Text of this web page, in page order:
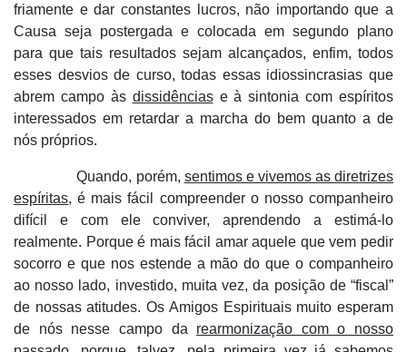
friamente e dar constantes lucros, não importando que a
Causa seja postergada e colocada em segundo plano
para que tais resultados sejam alcançados, enfim, todos
esses desvios de curso, todas essas idiossincrasias que
abrem campo às dissidênciase à sintonia com espíritos
interessados em retardar a marcha do bem quanto a de
nós próprios.
Quando, porém, sentimos e vivemos as diretrizes
espíritas, é mais fácil compreender o nosso companheiro
difícil e com ele conviver, aprendendo a estimá-lo
realmente. Porque é mais fácil amar aquele que vem pedir
socorro e que nos estende a mão do que o companheiro
ao nosso lado, investido, muita vez, da posição de “fiscal”
de nossas atitudes. Os Amigos Espirituais muito esperam
de nós nesse campo da rearmonização com o nosso